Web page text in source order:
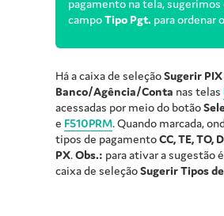
pagamento na tela, sugerimos
campoTipo Pgt. para ordenar
Há a caixa de seleçãoSugerir
Banco/Agência/Conta nas telas
acessadas por meio do botão
e F510PRM. Quando marcada,
tipos de pagamentoCC, TE, TO,
PX.Obs.: para ativar a sugestão
caixa de seleçãoSugerir Tipos